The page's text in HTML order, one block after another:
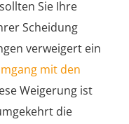
Sie Ihre
Scheidung
verweigert ein
mit den
Weigerung ist
die